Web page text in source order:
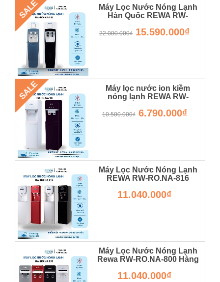
SALE
Máy Lọc Nước Nóng Lạnh
Hàn Quốc REWA RW-
Hãng Rẻ Nhất Thị Trường
22.000.000₫ 15.590.000₫
SALE
Máy lọc nước ion kiềm
nóng lạnh REWA RW-
Hãng - Bảo Hành 12 Tháng
10.500.000₫ 6.790.000₫
Máy Lọc Nước Nóng Lạnh
REWA RW-RO.NA-816
RW-RO.NA-820
11.040.000₫
Máy Lọc Nước Nóng Lạnh
Rewa RW-RO.NA-800 Hàng
RW-RO.NA-800
11.040.000₫